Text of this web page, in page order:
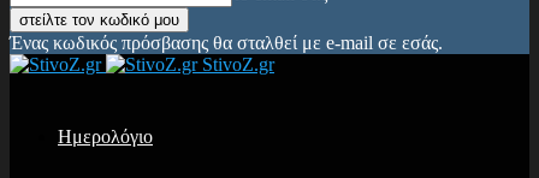
Ένας κωδικός πρόσβασης θα σταλθεί με e-mail σε εσάς.
StivoZ.gr
Ημερολόγιο